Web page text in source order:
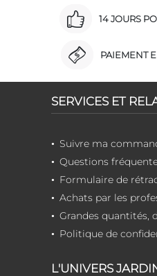
14 JOURS
PAIEMENT
SERVICES ET
Suivre ma
Questions
Formulaire de
Achats par les
Grandes quantités,
Politique de
L'UNIVERS